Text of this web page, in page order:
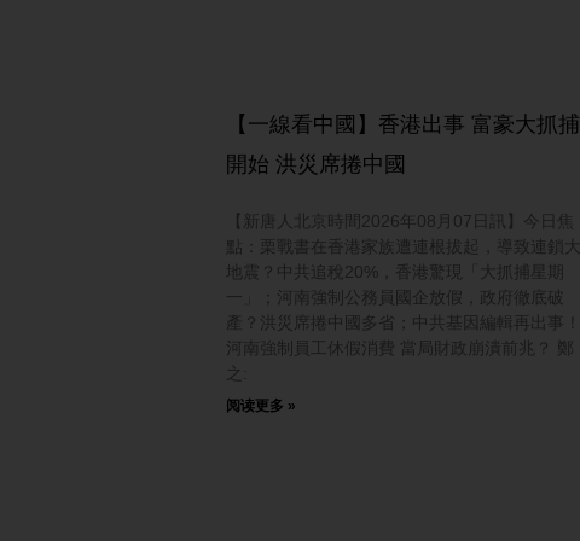
【一線看中國】香港出事 富豪大抓捕
開始 洪災席捲中國
【新唐人北京時間2026年08月07日訊】今日焦
點：栗戰書在香港家族遭連根拔起，導致連鎖大
地震？中共追稅20%，香港驚現「大抓捕星期
一」；河南強制公務員國企放假，政府徹底破
產？洪災席捲中國多省；中共基因編輯再出事！
河南強制員工休假消費 當局財政崩潰前兆？ 鄭
之:
阅读更多 »